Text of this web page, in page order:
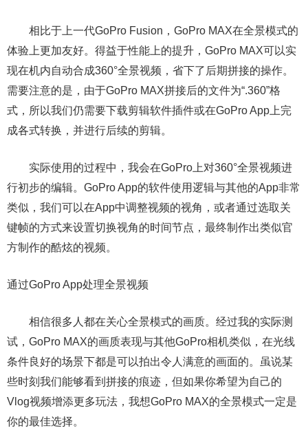
相比于上一代GoPro Fusion，GoPro MAX在全景模式的
体验上更加友好。得益于性能上的提升，GoPro MAX可以实
现在机内自动合成360°全景视频，省下了后期拼接的操作。
需要注意的是，由于GoPro MAX拼接后的文件为“.360”格
式，所以我们仍需要下载剪辑软件插件或在GoPro App上完
成各式转换，并进行后续的剪辑。
实际使用的过程中，我会在GoPro上对360°全景视频进
行初步的编辑。GoPro App的软件使用逻辑与其他的App非常
类似，我们可以在App中调整视频的视角，或者通过选取关
键帧的方式来设置切换视角的时间节点，最终制作出类似官
方制作的酷炫的视频。
通过GoPro App处理全景视频
相信很多人都在关心全景模式的画质。经过我的实际测
试，GoPro MAX的画质表现与其他GoPro相机类似，在光线
条件良好的场景下都是可以拍出令人满意的画面的。虽说某
些时刻我们能够看到拼接的痕迹，但如果你希望为自己的
Vlog视频增添更多玩法，我想GoPro MAX的全景模式一定是
你的最佳选择。